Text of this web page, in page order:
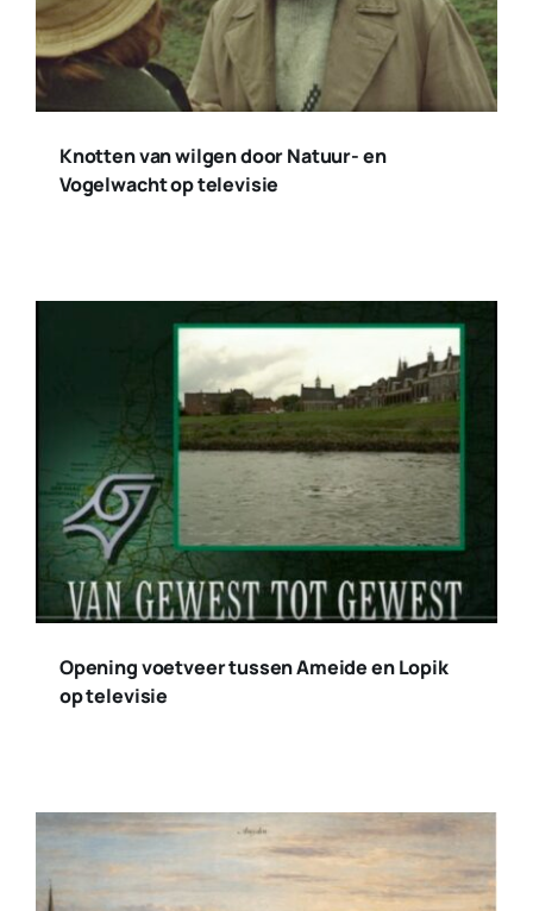
Knotten van wilgen door Natuur- en
Vogelwacht op televisie
Opening voetveer tussen Ameide en Lopik
op televisie